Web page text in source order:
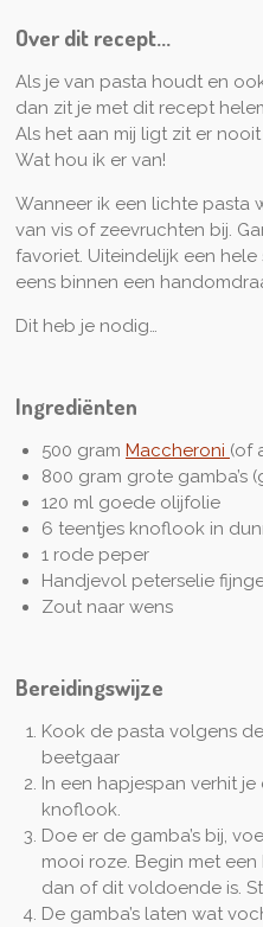
e
n
Over dit recept...
Als je van pasta houdt en
dan zit je met dit recept
Als het aan mij ligt zit er
Wat hou ik er van!
Wanneer ik een lichte pasta
van vis of zeevruchten bij.
favoriet. Uiteindelijk een
eens binnen een
Dit heb je nodig…
Ingrediënten
500 gram Maccheroni (of
800 gram grote gamba’s
120 ml goede olijfolie
6 teentjes knoflook in
1 rode peper
Handjevol peterselie
Zout naar wens
Bereidingswijze
Kook de pasta volgens
beetgaar
In een hapjespan verhit
knoflook.
Doe er de gamba’s bij,
mooi roze. Begin met
dan of dit voldoende is.
De gamba’s laten wat